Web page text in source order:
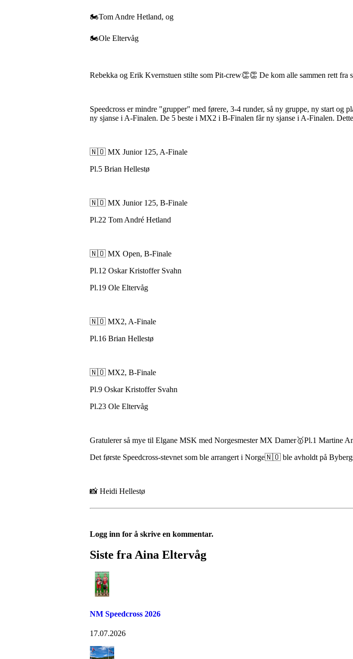
🏍️Tom Andre Hetland, og
🏍️Ole Eltervåg
Rebekka og Erik Kvernstuen stilte som Pit-crew👏👏 De kom alle sammen rett fra
Speedcross er mindre "grupper" med førere, 3-4 runder, så ny gruppe, ny start
ny sjanse i A-Finalen. De 5 beste i MX2 i B-Finalen får ny sjanse i A-Finalen.
🇳🇴 MX Junior 125, A-Finale
Pl.5 Brian Hellestø
🇳🇴 MX Junior 125, B-Finale
Pl.22 Tom André Hetland
🇳🇴 MX Open, B-Finale
Pl.12 Oskar Kristoffer Svahn
Pl.19 Ole Eltervåg
🇳🇴 MX2, A-Finale
Pl.16 Brian Hellestø
🇳🇴 MX2, B-Finale
Pl.9 Oskar Kristoffer Svahn
Pl.23 Ole Eltervåg
Gratulerer så mye til Elgane MSK med Norgesmester MX Damer🥇Pl.1 Martine
Det første Speedcross-stevnet som ble arrangert i Norge🇳🇴 ble avholdt på
📸 Heidi Hellestø
Logg inn for å skrive en kommentar.
Siste fra Aina Eltervåg
NM Speedcross 2026
17.07.2026